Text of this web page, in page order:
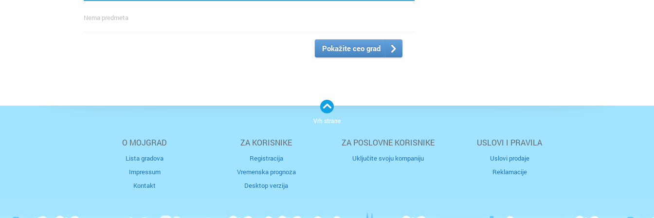
Nema predmeta
Pokažite ceo grad
O MOJGRAD
Lista gradova
Impressum
Kontakt
ZA KORISNIKE
Registracija
Vremenska prognoza
Desktop verzija
ZA POSLOVNE KORISNIKE
Uključite svoju kompaniju
USLOVI I PRAVILA
Uslovi prodaje
Reklamacije
Vrh strane